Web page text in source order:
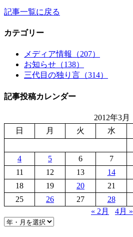
記事一覧に戻る
カテゴリー
メディア情報（207）
お知らせ（138）
三代目の独り言（314）
記事投稿カレンダー
2012年3月
日
月 火 水
4
5 6 7
11
12 13 14
18
19 20 21
25
26 27 28
« 2月
4月 »